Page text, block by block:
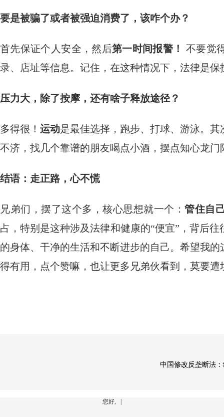
要是被骗了或者被强迫消费了，该咋个办？
首先保证个人安全，然后第一时间报警！
不要觉
录、店址等信息。记住，在这种情况下，法律是保
压力大，除了按摩，还有啥子释放途径？
多得很！ 运动是最佳选择，跑步、打球、游泳。其
不济，找几个靠谱的朋友喝点小酒，摆点知心龙门
结语：走正路，心不慌
兄弟们，摆了这个多，核心思想就一个：管住自
占，特别是这种涉及法律和健康的“便宜”，背后
的身体、干净的生活和不断进步的自己。希望我
得有用，点个赞嘛，也让更多兄弟伙看到，莫要遭
中国修改反垄断法
您好, |